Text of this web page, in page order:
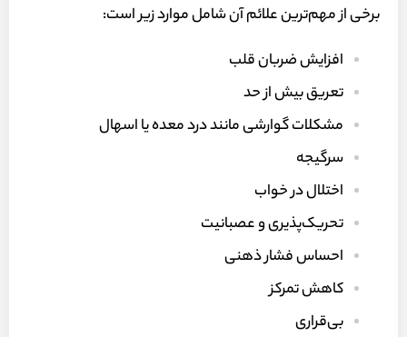
برخی از مهم‌ترین علائم آن شامل موارد زیر است:
افزایش ضربان قلب
تعریق بیش از حد
مشکلات گوارشی مانند درد معده یا اسهال
سرگیجه
اختلال در خواب
تحریک‌پذیری و عصبانیت
احساس فشار ذهنی
کاهش تمرکز
بی‌قراری